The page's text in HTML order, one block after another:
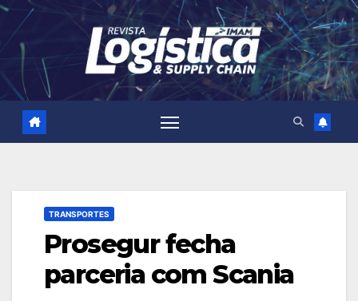
Skip
content
TRANSPORTES
Prosegur fecha
parceria com Scania